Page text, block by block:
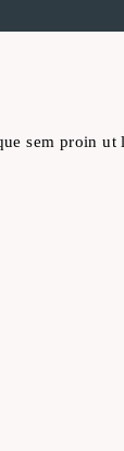
sem proin